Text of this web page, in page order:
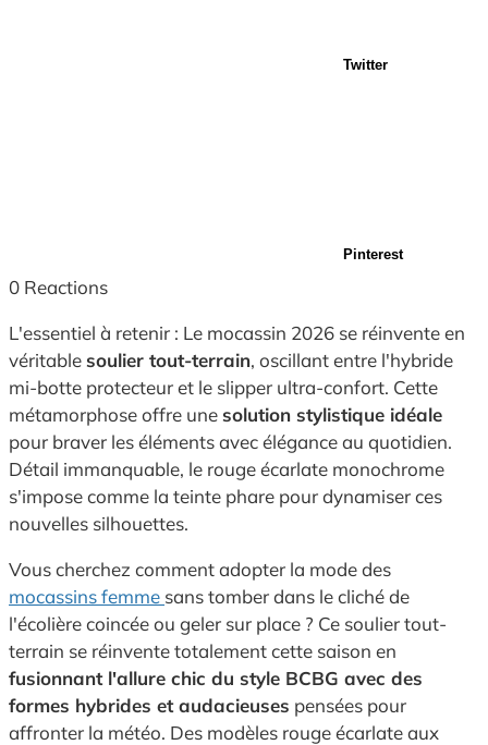
Twitter
Pinterest
0 Reactions
L'essentiel à retenir : Le mocassin 2026 se réinvente en
véritable soulier tout-terrain, oscillant entre l'hybride
mi-botte protecteur et le slipper ultra-confort. Cette
métamorphose offre une solution stylistique idéale
pour braver les éléments avec élégance au quotidien.
Détail immanquable, le rouge écarlate monochrome
s'impose comme la teinte phare pour dynamiser ces
nouvelles silhouettes.
Vous cherchez comment adopter la mode des
mocassins femme sans tomber dans le cliché de
l'écolière coincée ou geler sur place ? Ce soulier tout-
terrain se réinvente totalement cette saison en
fusionnant l'allure chic du style BCBG avec des
formes hybrides et audacieuses pensées pour
affronter la météo. Des modèles rouge écarlate aux